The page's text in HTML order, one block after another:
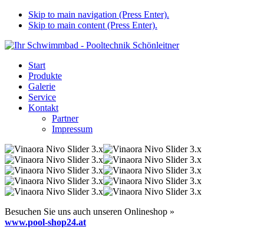
Skip to main navigation (Press Enter).
Skip to main content (Press Enter).
Start
Produkte
Galerie
Service
Kontakt
Partner
Impressum
Besuchen Sie uns auch unseren Onlineshop »
www.pool-shop24.at